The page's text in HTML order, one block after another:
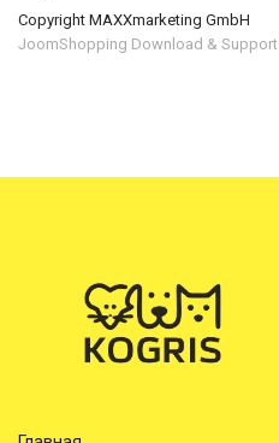
Copyright MAXXmarketing GmbH
JoomShopping Download & Support